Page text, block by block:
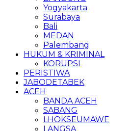
Yogyakarta
Surabaya
Bali
MEDAN
Palembang
HUKUM & KRIMINAL
KORUPSI
PERISTIWA
JABODETABEK
ACEH
BANDA ACEH
SABANG
LHOKSEUMAWE
LANGSA